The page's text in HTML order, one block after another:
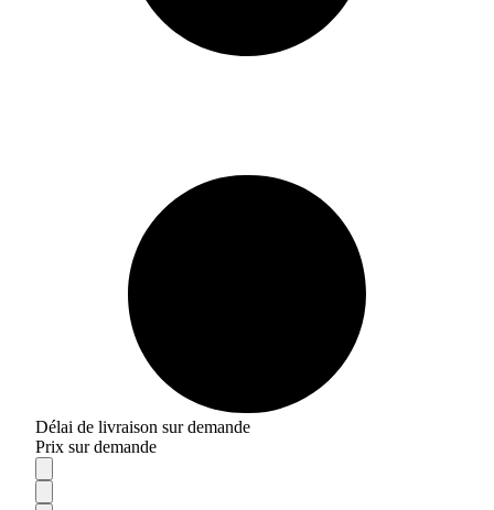
Délai de livraison sur demande
Prix sur demande